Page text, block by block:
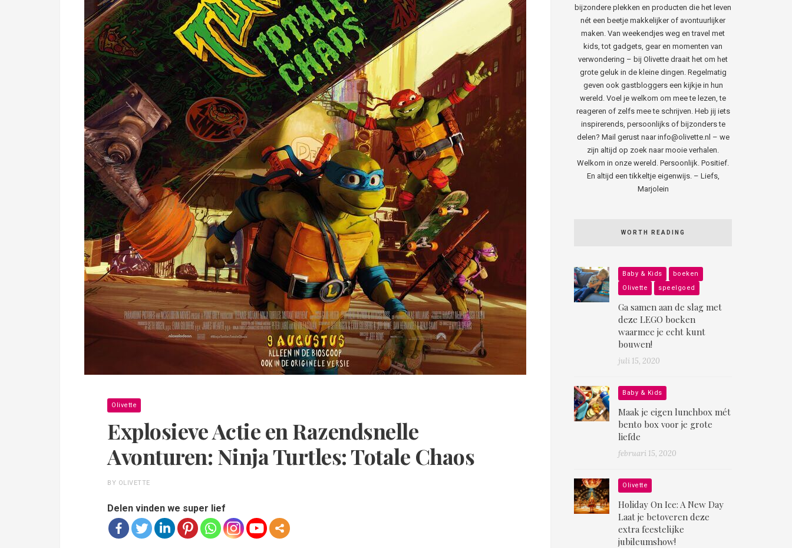
Olivette
Explosieve Actie en Razendsnelle
Avonturen: Ninja Turtles: Totale Chaos
BY OLIVETTE
Delen vinden we super lief
bijzondere plekken en producten die het leven
nét een beetje makkelijker of avontuurlijker
maken. Van weekendjes weg en travel met
kids, tot gadgets, gear en momenten van
verwondering – bij Olivette draait het om het
grote geluk in de kleine dingen. Regelmatig
geven ook gastbloggers een kijkje in hun
wereld. Voel je welkom om mee te lezen, te
reageren of zelfs mee te schrijven. Heb jij iets
inspirerends, persoonlijks of bijzonders te
delen? Mail gerust naar info@olivette.nl – we
zijn altijd op zoek naar mooie verhalen.
Welkom in onze wereld. Persoonlijk. Positief.
En altijd een tikkeltje eigenwijs. – Liefs,
Marjolein
WORTH READING
Baby & Kids
boeken
Olivette
speelgoed
Ga samen aan de slag met
deze LEGO boeken
waarmee je echt kunt
bouwen!
juli 15, 2020
Baby & Kids
Maak je eigen lunchbox mét
bento box voor je grote
liefde
februari 15, 2020
Olivette
Holiday On Ice: A New Day
Laat je betoveren deze
extra feestelijke
jubileumshow!